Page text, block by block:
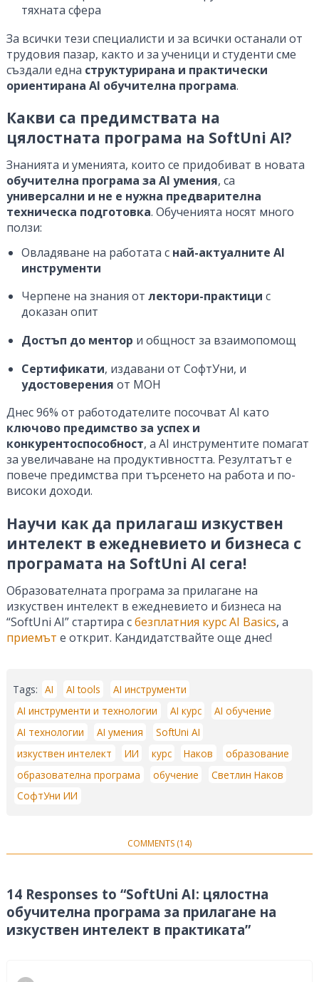
тяхната сфера
За всички тези специалисти и за всички останали от
трудовия пазар, както и за ученици и студенти сме
създали една структурирана и практически
ориентирана AI обучителна програма.
Какви са предимствата на
цялостната програма на SoftUni AI?
Знанията и уменията, които се придобиват в новата
обучителна програма за AI умения, са
универсални и не е нужна предварителна
техническа подготовка. Обученията носят много
ползи:
Овладяване на работата с най-актуалнитеAI
инструменти
Черпене на знания отлектори-практици с
доказан опит
Достъп до ментор и общност за взаимопомощ
Сертификати, издавани от СофтУни, и
удостоверения от МОН
Днес 96% от работодателите посочват AI като
ключово предимство за успех и
конкурентоспособност, а AI инструментите помагат
за увеличаване на продуктивността. Резултатът е
повече предимства при търсенето на работа и по-
високи доходи.
Научи как да прилагаш изкуствен
интелект в ежедневието и бизнеса с
програмата на SoftUni AI сега!
Образователната програма за прилагане на
изкуствен интелект в ежедневието и бизнеса на
“SoftUni AI” стартира сбезплатния курс AI Basics, а
приемът е открит. Кандидатствайте още днес!
Tags: AI AI tools
AI инструменти
AI инструменти и технологии
AI курс
AI обучение
AI технологии
AI умения
SoftUni AI
изкуствен интелект
ИИ курс Наков
образование
образователна програма
обучение
Светлин Наков
СофтУни ИИ
COMMENTS (14)
14 Responses to “SoftUni AI: цялостна
обучителна програма за прилагане на
изкуствен интелект в практиката”